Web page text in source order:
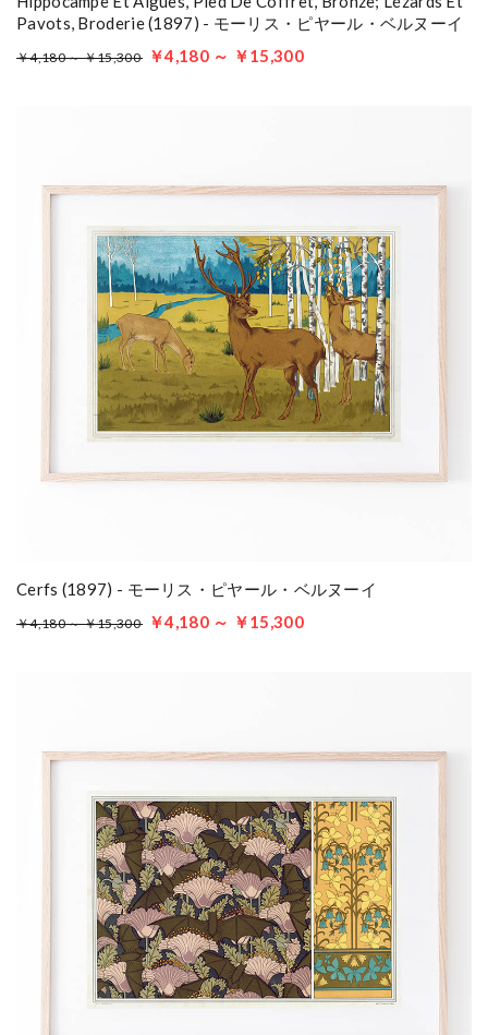
Pavots, Broderie (1897) - モーリス・ピヤール・ベルヌーイ
￥4,180 ～ ￥15,300 ￥4,180 ～ ￥15,300
Cerfs (1897) - モーリス・ピヤール・ベルヌーイ
￥4,180 ～ ￥15,300 ￥4,180 ～ ￥15,300